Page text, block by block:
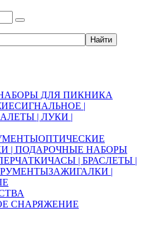
ДЛЯ ПИКНИКА
СИГНАЛЬНОЕ |
| ЛУКИ |
ОПТИЧЕСКИЕ
| ПОДАРОЧНЫЕ НАБОРЫ
ЧАСЫ | БРАСЛЕТЫ |
ЗАЖИГАЛКИ |
СНАРЯЖЕНИЕ